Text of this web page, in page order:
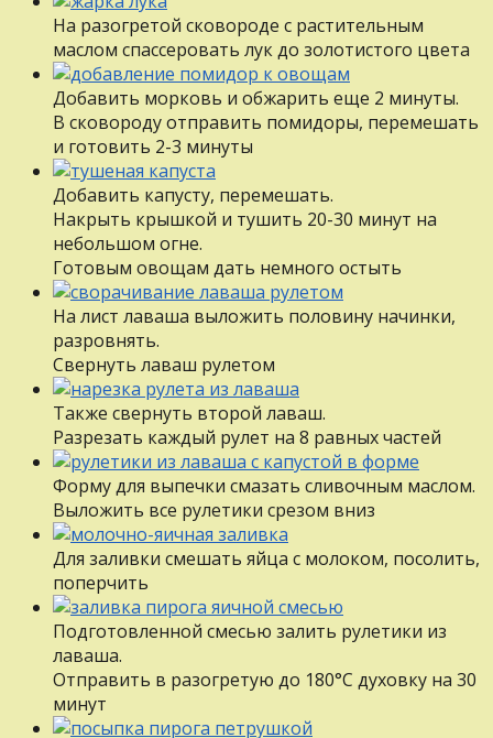
На разогретой сковороде с растительным
маслом спассеровать лук до золотистого цвета
Добавить морковь и обжарить еще 2 минуты.
В сковороду отправить помидоры, перемешать
и готовить 2-3 минуты
Добавить капусту, перемешать.
Накрыть крышкой и тушить 20-30 минут на
небольшом огне.
Готовым овощам дать немного остыть
На лист лаваша выложить половину начинки,
разровнять.
Свернуть лаваш рулетом
Также свернуть второй лаваш.
Разрезать каждый рулет на 8 равных частей
Форму для выпечки смазать сливочным маслом.
Выложить все рулетики срезом вниз
Для заливки смешать яйца с молоком, посолить,
поперчить
Подготовленной смесью залить рулетики из
лаваша.
Отправить в разогретую до 180°С духовку на 30
минут